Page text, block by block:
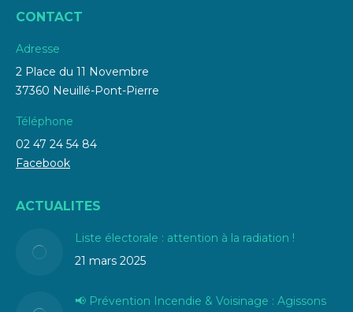
CONTACT
Adresse
2 Place du 11 Novembre
37360 Neuillé-Pont-Pierre
Téléphone
02 47 24 54 84
Facebook
ACTUALITES
Liste électorale : attention à la radiation !
21 mars 2025
📢 Prévention Incendie & Voisinage : Agissons